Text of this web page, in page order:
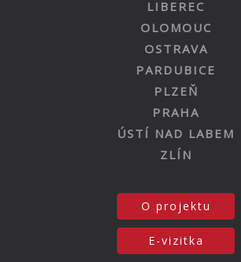
LIBEREC
OLOMOUC
OSTRAVA
PARDUBICE
PLZEŇ
PRAHA
ÚSTÍ NAD LABEM
ZLÍN
O projektu
E-vizitka